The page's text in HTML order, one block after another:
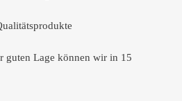
guten Lage können wir in 15